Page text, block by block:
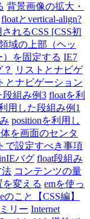
背景画像の拡大・
floatとvertical-align?
れるCSS [CSS初
域の上部（ヘッ
を固定する IE7
リストとナビゲ
とナビゲーション
段組み例3 floatを利
用した段組み例1
positionを利用し
を画面のセンタ
で設定すべき事項
バグ float段組み
法 コンテンツの量
変える emを使っ
のこと【CSS編】
リー Internet